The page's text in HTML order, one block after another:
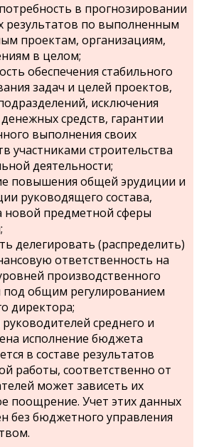
в прогнозировании
результатов по выполненным
проектам, организациям,
в целом;
обеспечения стабильного
задач и целей проектов,
исключения
средств, гарантии
выполнения своих
участниками строительства
деятельности;
повышения общей эрудиции и
руководящего состава,
новой предметной сферы
делегировать (распределить)
ответственность на
производственного
под общим регулированием
директора;
руководителей среднего и
исполнение бюджета
в составе результатов
работы, соответственно от
может зависеть их
поощрение. Учет этих данных
без бюджетного управления